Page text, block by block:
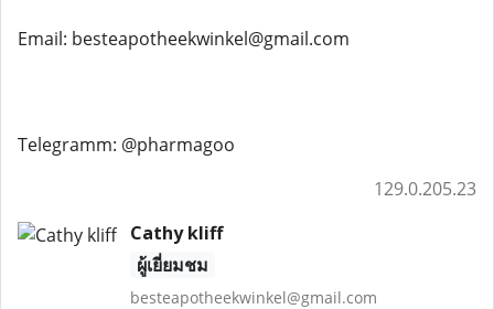
Email: besteapotheekwinkel@gmail.com
Telegramm: @pharmagoo
129.0.205.23
Cathy kliff
ผู้เยี่ยมชม
besteapotheekwinkel@gmail.com